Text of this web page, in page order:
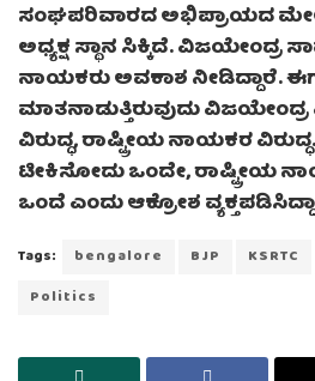
ಸಂಘಪರಿವಾರದ ಅಭಿಪ್ರಾಯದ
ಅಧ್ಯಕ್ಷ ಸ್ಥಾನ ಸಿಕ್ಕಿದೆ. ವಿಜಯೇಂದ್ರ
ನಾಯಕರು ಅವಕಾಶ ನೀಡಿದ್ದಾರೆ.
ಮಾತನಾಡುತ್ತಿರುವುದು
ವಿರುದ್ಧ, ರಾಷ್ಟ್ರೀಯ ನಾಯಕರ
ಟೀಕಿಸೋದು ಒಂದೇ, ರಾಷ್ಟ್ರೀಯ
ಒಂದೆ ಎಂದು ಆಕ್ರೋಶ
Tags: bengalore BJP KSRTC
Politics